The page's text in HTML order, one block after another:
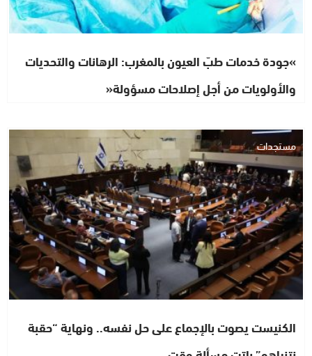
»جودة خدمات طبّ العيون بالمغرب: الرهانات والتحديات
والأولويات من أجل إصلاحات مسؤولة«
مستجدات
الكنيست يصوت بالإجماع على حل نفسه.. ونهاية “حقبة